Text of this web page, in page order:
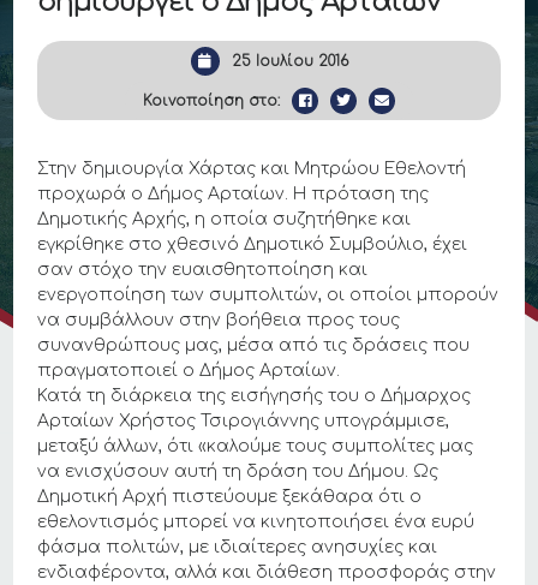
25 Ιουλίου 2016
Κοινοποίηση στο:
Στην δημιουργία Χάρτας και Μητρώου Εθελοντή
προχωρά ο Δήμος Αρταίων. Η πρόταση της
Δημοτικής Αρχής, η οποία συζητήθηκε και
εγκρίθηκε στο χθεσινό Δημοτικό Συμβούλιο, έχει
σαν στόχο την ευαισθητοποίηση και
ενεργοποίηση των συμπολιτών, οι οποίοι μπορούν
να συμβάλλουν στην βοήθεια προς τους
συνανθρώπους μας, μέσα από τις δράσεις που
πραγματοποιεί ο Δήμος Αρταίων.
Κατά τη διάρκεια της εισήγησής του ο Δήμαρχος
Αρταίων Χρήστος Τσιρογιάννης υπογράμμισε,
μεταξύ άλλων, ότι «καλούμε τους συμπολίτες μας
να ενισχύσουν αυτή τη δράση του Δήμου. Ως
Δημοτική Αρχή πιστεύουμε ξεκάθαρα ότι ο
εθελοντισμός μπορεί να κινητοποιήσει ένα ευρύ
φάσμα πολιτών, με ιδιαίτερες ανησυχίες και
ενδιαφέροντα, αλλά και διάθεση προσφοράς στην